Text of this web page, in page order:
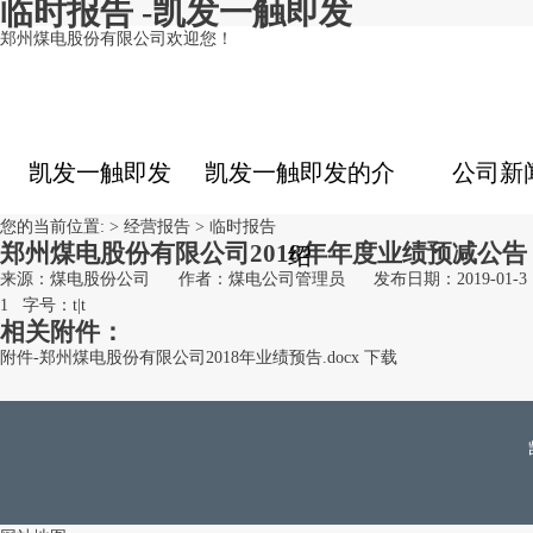
临时报告 -凯发一触即发
郑州煤电股份有限公司欢迎您！
凯发一触即发 凯发一触即发的介
绍
公司新
您的当前位置: > 经营报告 > 临时报告
郑州煤电股份有限公司2018年年度业绩预减公告
来源：煤电股份公司 作者：煤电公司管理员
发布日期：2019-01-3
1
字号： t t
相关附件：
附件-郑州煤电股份有限公司2018年业绩预告.docx 下载